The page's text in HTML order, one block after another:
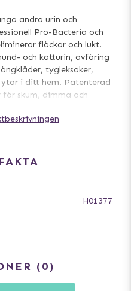
andra urin och
Pro-Bacteria och
fläckar och lukt.
och katturin, avföring
tygleksaker,
ytor i ditt hem. Patenterad
skum, dimma och
sedan torka av med
rester. Produkten
H01377
0